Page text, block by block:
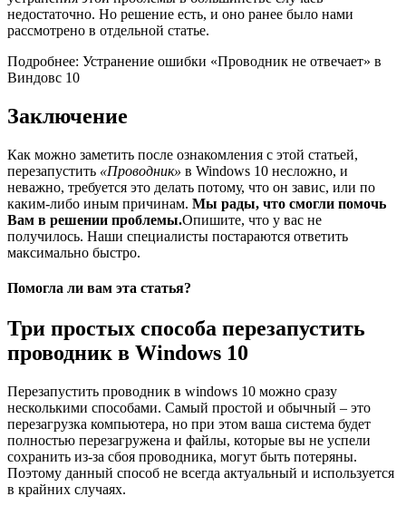
недостаточно. Но решение есть, и оно ранее было нами
рассмотрено в отдельной статье.
Подробнее: Устранение ошибки «Проводник не отвечает» в
Виндовс 10
Заключение
Как можно заметить после ознакомления с этой статьей,
перезапустить «Проводник» в Windows 10 несложно, и
неважно, требуется это делать потому, что он завис, или по
каким-либо иным причинам. Мы рады, что смогли помочь
Вам в решении проблемы.Опишите, что у вас не
получилось. Наши специалисты постараются ответить
максимально быстро.
Помогла ли вам эта статья?
Три простых способа перезапустить
проводник в Windows 10
Перезапустить проводник в windows 10 можно сразу
несколькими способами. Самый простой и обычный – это
перезагрузка компьютера, но при этом ваша система будет
полностью перезагружена и файлы, которые вы не успели
сохранить из-за сбоя проводника, могут быть потеряны.
Поэтому данный способ не всегда актуальный и используется
в крайних случаях.